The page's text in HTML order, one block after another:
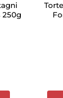
250g